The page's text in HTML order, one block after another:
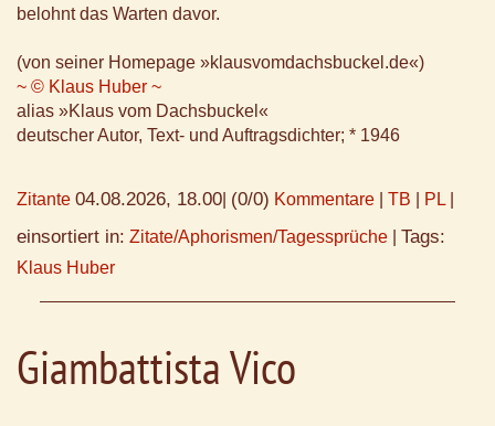
belohnt das Warten davor.
(von seiner Homepage »klausvomdachsbuckel.de«)
~ © Klaus Huber ~
alias »Klaus vom Dachsbuckel«
deutscher Autor, Text- und Auftragsdichter; * 1946
Zitante 04.08.2026, 18.00 (0/0) Kommentare TB PL
einsortiert in: Zitate/Aphorismen/Tagessprüche Tags:
Klaus Huber
Giambattista Vico